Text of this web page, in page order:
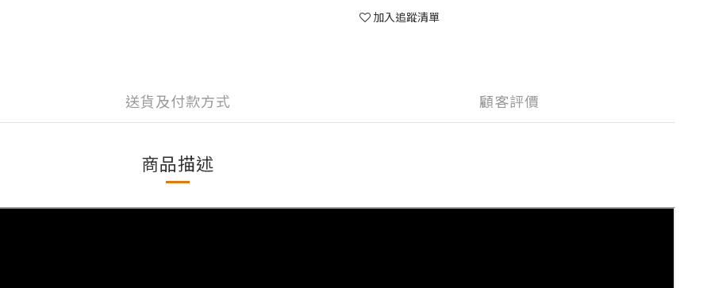
加入追蹤清單
送貨及付款方式 顧客評價
商品描述